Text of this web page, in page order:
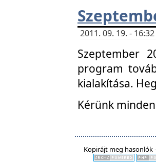
2011. 09. 19. -
Szeptember
program
kialakítása.
Kérünk
Kopirájt meg hasonlók